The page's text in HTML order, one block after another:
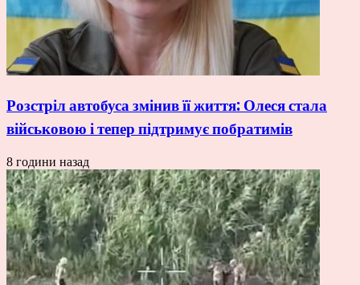
Розстріл автобуса змінив її життя: Олеся стала
військовою і тепер підтримує побратимів
8 години назад